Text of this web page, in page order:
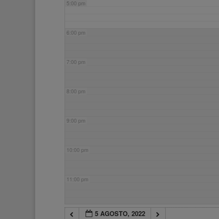
5:00 pm
6:00 pm
7:00 pm
8:00 pm
9:00 pm
10:00 pm
11:00 pm
5 AGOSTO, 2022